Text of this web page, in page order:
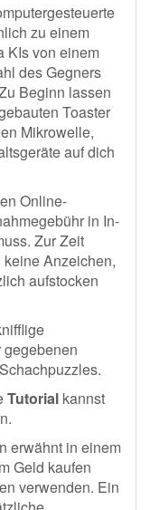
zu einem
KIs von einem
des Gegners
Beginn lassen
Toaster
Mikrowelle,
auf dich
Online-
in In-
Zur Zeit
keine Anzeichen,
aufstocken
Tutorial kannst
erwähnt in einem
Geld kaufen
verwenden. Ein